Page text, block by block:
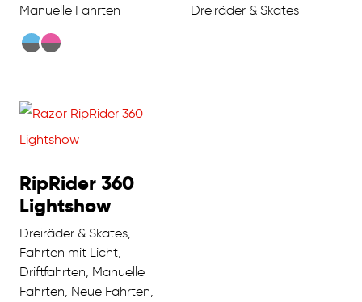
Manuelle Fahrten
Dreiräder & Skates
RipRider 360
Lightshow
Dreiräder & Skates,
Fahrten mit Licht,
Driftfahrten, Manuelle
Fahrten, Neue Fahrten,